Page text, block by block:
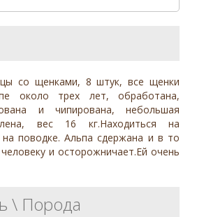
со щенками, 8 штук, все щенки
около трех лет, обработана,
и чипирована, небольшая
вес 16 кг.Находиться на
поводке. Альпа сдержана и в то
и осторожничает.Ей очень
\ Порода